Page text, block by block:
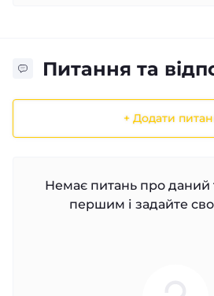
Питання та
+ Додати
Немає питань про даний
першим і задайте